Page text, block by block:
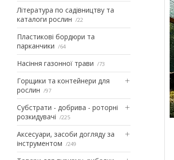
Література по садівництву та
каталоги рослин
22
Пластикові бордюри та
парканчики
64
Насіння газонної трави 73
Горщики та контейнери для
рослин
97
Субстрати - добрива - роторні
розкидувачі
225
Аксесуари, засоби догляду за
інструментом
249